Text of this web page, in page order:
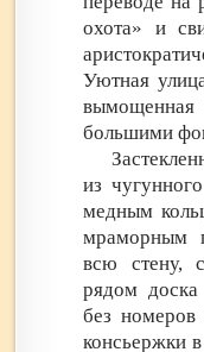
охота» и
Уютная
вымощенная
большими
из
медным
мраморным
всю стену,
рядом
без номеров
консьержки